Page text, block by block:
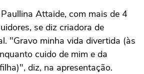
Attaide, com mais de 4
se diz criadora de
"Gravo minha vida divertida (às
cuido de mim e da
diz, na apresentação.